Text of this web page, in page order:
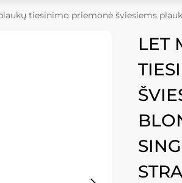
tiesinimo priemonė šviesiems
LET